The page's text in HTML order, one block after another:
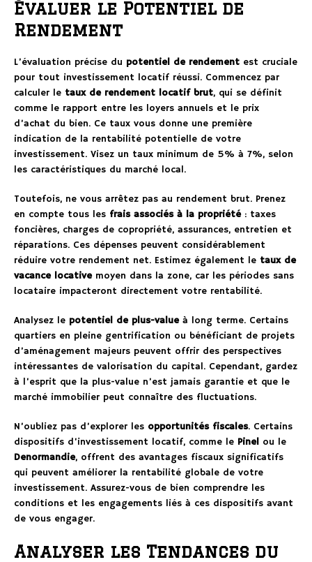
Évaluer le Potentiel de
Rendement
L’évaluation précise du potentiel de rendement est cruciale
pour tout investissement locatif réussi. Commencez par
calculer le taux de rendement locatif brut, qui se définit
comme le rapport entre les loyers annuels et le prix
d’achat du bien. Ce taux vous donne une première
indication de la rentabilité potentielle de votre
investissement. Visez un taux minimum de 5% à 7%, selon
les caractéristiques du marché local.
Toutefois, ne vous arrêtez pas au rendement brut. Prenez
en compte tous les frais associés à la propriété: taxes
foncières, charges de copropriété, assurances, entretien et
réparations. Ces dépenses peuvent considérablement
réduire votre rendement net. Estimez également le taux de
vacance locativemoyen dans la zone, car les périodes sans
locataire impacteront directement votre rentabilité.
Analysez le potentiel de plus-valueà long terme. Certains
quartiers en pleine gentrification ou bénéficiant de projets
d’aménagement majeurs peuvent offrir des perspectives
intéressantes de valorisation du capital. Cependant, gardez
à l’esprit que la plus-value n’est jamais garantie et que le
marché immobilier peut connaître des fluctuations.
N’oubliez pas d’explorer les opportunités fiscales. Certains
dispositifs d’investissement locatif, comme le Pinel ou le
Denormandie, offrent des avantages fiscaux significatifs
qui peuvent améliorer la rentabilité globale de votre
investissement. Assurez-vous de bien comprendre les
conditions et les engagements liés à ces dispositifs avant
de vous engager.
Analyser les Tendances du